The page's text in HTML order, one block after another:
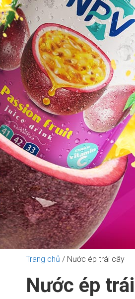
Trang chủ / Nước ép trái cây
Nước ép